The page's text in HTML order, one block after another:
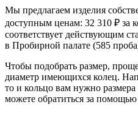
Мы предлагаем изделия
доступным ценам: 32 310 ₽ за
соответствует действующим
в Пробирной палате (585
Чтобы подобрать размер,
диаметр имеющихся колец.
то и кольцо вам нужно
можете обратиться за